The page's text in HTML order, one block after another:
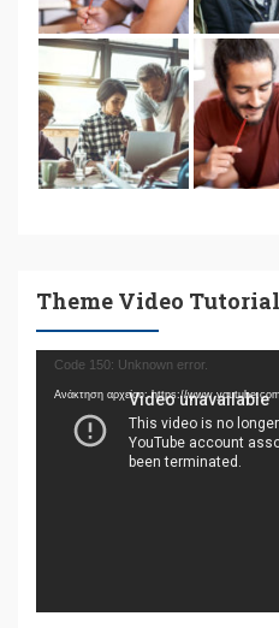
Theme Video Tutorial
Πρόγραμμα
Αναπαραγωγής
Βίντεο
Code 150: Unknown error.
Ανάκτηση αρχείου: https://